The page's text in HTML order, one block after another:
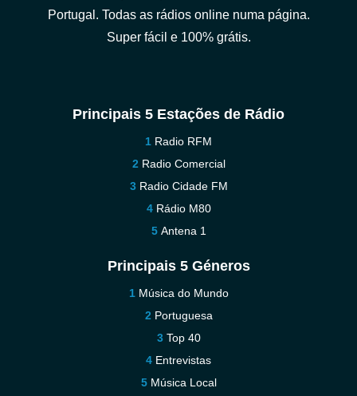
Portugal. Todas as rádios online numa página.
Super fácil e 100% grátis.
Principais 5 Estações de Rádio
Radio RFM
Radio Comercial
Radio Cidade FM
Rádio M80
Antena 1
Principais 5 Géneros
Música do Mundo
Portuguesa
Top 40
Entrevistas
Música Local